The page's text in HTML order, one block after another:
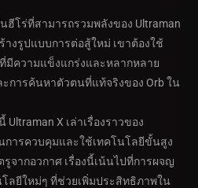
นฮีโร่ที่สามารถรวมพลังของ Ultraman
างรูปแบบการต่อสู้ใหม่ เขาต้องใช้
มีความแข็งแกร่งและหลากหลาย
การค้นหาตัวตนที่แท้จริงของ Orb ใน
Ultraman X เล่าเรื่องราวของ
การควบคุมและใช้เทคโนโลยีขั้นสูง
จากอวกาศ เรื่องนี้เน้นไปที่การผจญ
ลยีใหม่ๆ ที่ช่วยเพิ่มประสิทธิภาพใน